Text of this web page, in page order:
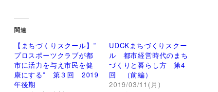
し
て
T
i
t
t
e
r
で
共
で
共
有
す
る
に
関連
【まちづくりスクール】”
プロスポーツクラブが都
市に活力を与え市民を健
康にする” 第３回 2019
年後期
UDCKまちづくりスクー
ル 都市経営時代のまち
づくりと暮らし方 第4
回 （前編）
2019/03/11(月)